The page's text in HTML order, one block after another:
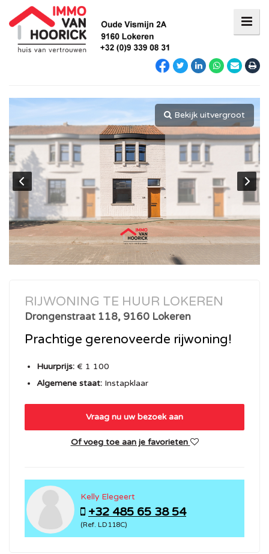
Bekijk uitvergroot
RIJWONING TE HUUR LOKEREN
Drongenstraat 118, 9160 Lokeren
Prachtige gerenoveerde rijwoning!
Huurprijs: € 1 100
Algemene staat: Instapklaar
Vraag nu uw bezoek aan
Of voeg toe aan je favorieten
Kelly Elegeert
+32 485 65 38 54
(Ref. LD118C)